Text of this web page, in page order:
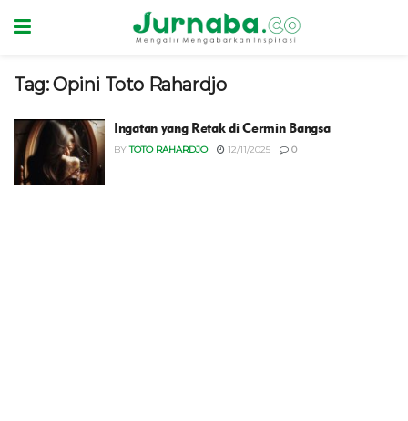
Tag:Opini Toto Rahardjo
Ingatan yang Retak di Cermin Bangsa
BY TOTO RAHARDJO 12/11/2025 0